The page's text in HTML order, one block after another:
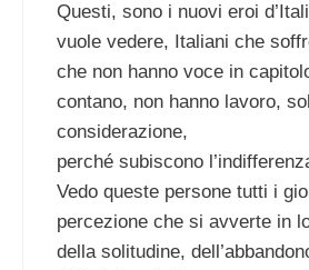
Questi, sono i nuovi eroi
vuole vedere, Italiani che
che non hanno voce in
contano, non hanno lavoro,
considerazione,
perché subiscono
Vedo queste persone tutti i
percezione che si avverte in
della solitudine,